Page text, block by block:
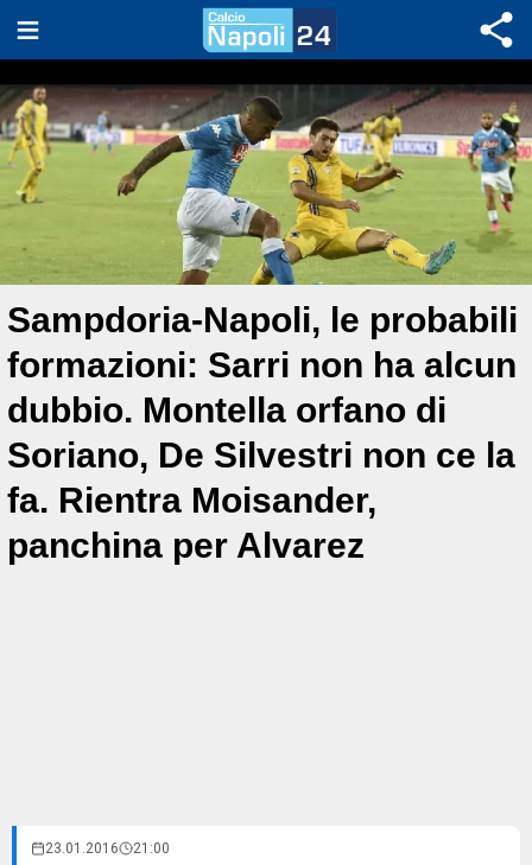
Sampdoria-Napoli, le probabili
formazioni: Sarri non ha alcun
dubbio. Montella orfano di
Soriano, De Silvestri non ce la
fa. Rientra Moisander,
panchina per Alvarez
23.01.2016 21:00